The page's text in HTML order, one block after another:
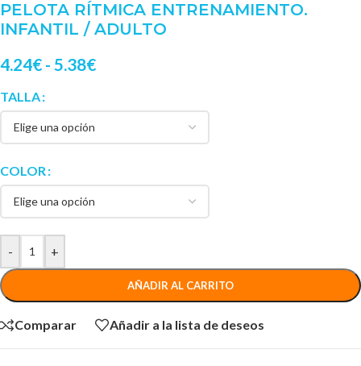
PELOTA RÍTMICA ENTRENAMIENTO.
INFANTIL / ADULTO
4.24€ - 5.38€
TALLA
COLOR
- +
AÑADIR AL CARRITO
Comparar Añadir a la lista de deseos